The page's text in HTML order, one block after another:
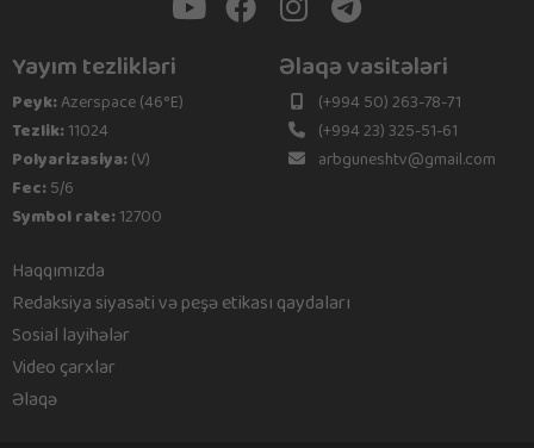
Yayım tezlikləri
Peyk:Azerspace (46°E)
Tezlik:11024
Polyarizasiya:(V)
Fec:5/6
Symbol rate:12700
Əlaqə vasitələri
(+994 50) 263-78-71
(+994 23) 325-51-61
arbguneshtv@gmail.com
Haqqımızda
Redaksiya siyasəti və peşə etikası qaydaları
Sosial layihələr
Video çarxlar
Əlaqə